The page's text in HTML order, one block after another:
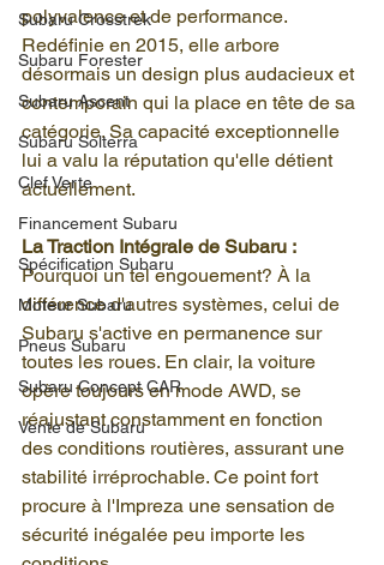
Subaru Crosstrek
Subaru Forester
Subaru Ascent
Subaru Solterra
Clef Verte
Financement Subaru
Spécification Subaru
Moteur Subaru
Pneus Subaru
Subaru Concept CAR
Vente de Subaru
polyvalence et de performance.
Redéfinie en 2015, elle arbore
désormais un design plus audacieux et
contemporain qui la place en tête de sa
catégorie. Sa capacité exceptionnelle
lui a valu la réputation qu'elle détient
actuellement.
La Traction Intégrale de Subaru :
Pourquoi un tel engouement? À la
différence d'autres systèmes, celui de
Subaru s'active en permanence sur
toutes les roues. En clair, la voiture
opère toujours en mode AWD, se
réajustant constamment en fonction
des conditions routières, assurant une
stabilité irréprochable. Ce point fort
procure à l'Impreza une sensation de
sécurité inégalée peu importe les